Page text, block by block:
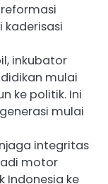
inkubator
mulai
ke politik. Ini
mulai
integritas
motor
Indonesia ke